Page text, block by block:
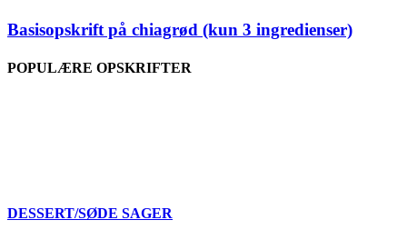
Basisopskrift på chiagrød (kun 3 ingredienser)
POPULÆRE OPSKRIFTER
DESSERT/SØDE SAGER